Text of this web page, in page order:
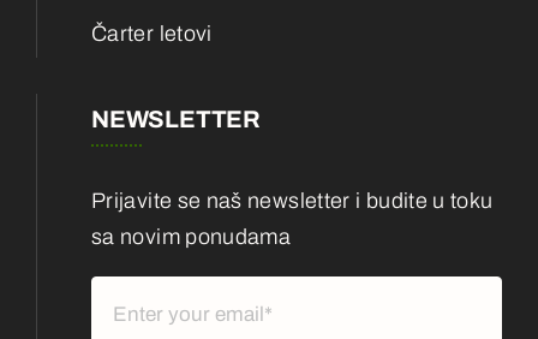
Čarter letovi
NEWSLETTER
Prijavite se naš newsletter i budite u toku
sa novim ponudama